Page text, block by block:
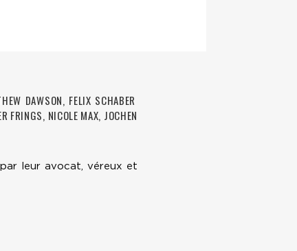
DAWSON, FELIX SCHABER
FRINGS, NICOLE MAX, JOCHEN
leur avocat, véreux et